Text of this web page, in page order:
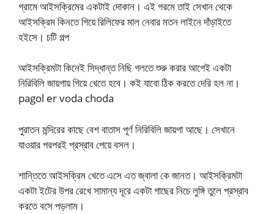
গ্রামে আইসক্রিমের একটাই দোকান। এই গরমে তাই সেখান থেকে
আইসক্রিম কিনতে গিয়ে রিলিফের মাল নেবার মতন লাইনে দাঁড়াইতে
হইসে। চটি গল্প
আইসক্রিমটা কিনেই সিদ্ধান্ত নিছি গলতে শুরু করার আগেই একটা
নিরিবিলি জায়গায় গিয়ে খেতে হবে। কই যাবো ঠিক করতে দেরি হল না।
pagol er voda choda
পুরাতন মন্দিরের কাছে বেশ বাতাস পূর্ণ নিরিবিলি জায়গা আছে। সেখানে
যাওয়ার পরপরই প্রস্রাব পেয়ে বসল।
শান্তিতে আইসক্রিম খেতে এসে এত জ্বালা কে জানত। আইসক্রিমটা
একটা ইটের উপর রেখে সামান্য দূরে একটা গাছের নিচে লুঙ্গি তুলে প্রস্রাব
করতে বসে পড়লাম।